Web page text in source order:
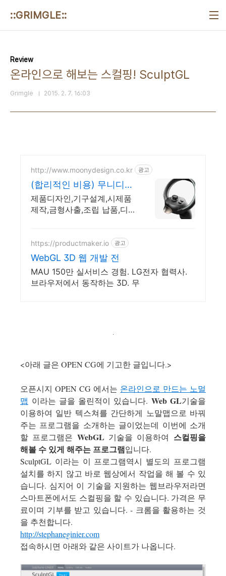
::GRIMGLE::
Review
온라인으로 해보는 스컬핑! SculptGL
Grimgle 2015. 2. 7. 16:03
http://www.moonydesign.co.kr 광고
(합리적인 비용) 무니디자
인 국제디자인어워드 레
드닷 수상
제품디자인,기구설계,시제품
제작,금형사출,조립 납품,디
업' 선정
https://productmaker.io 광고
WebGL 3D 웹 개발 전
MAU 150만 실서비스 경험. LG전자 협력사.
브라우저에서 동작하는 3D. 무
<아래 글은 OPEN CG에 기고한 글입니다.>
오픈시지 OPEN CG 에서는 온라인으로 만드는 노멀
맵 이라는 글을 올린적이 있습니다. Web GL기술을
이용하여 일반 텍스쳐를 간단하게 노말맵으로 바꿔
주는 프로그램을 소개하는 글이었는데 이번에 소개
할 프로그램은 WebGL 기술을 이용하여 스컬핑을
해볼 수 있게 해주는 프로그램입니다.
SculptGL 이라는 이 프로그램역시 별도의 프로그램
설치를 하지 않고 바로 웹상에서 작업을 해 볼 수 있
습니다. 심지어 이 기술을 지원하는 웹브라우저라면
스마트폰에서도 스컬핑을 할 수 있습니다. 가격은 무
료이며 기부를 받고 있습니다. - 크롬을 활용하는 것
을 추천합니다.
http://stephaneginier.com
접속하시면 아래와 같은 사이트가 나옵니다.